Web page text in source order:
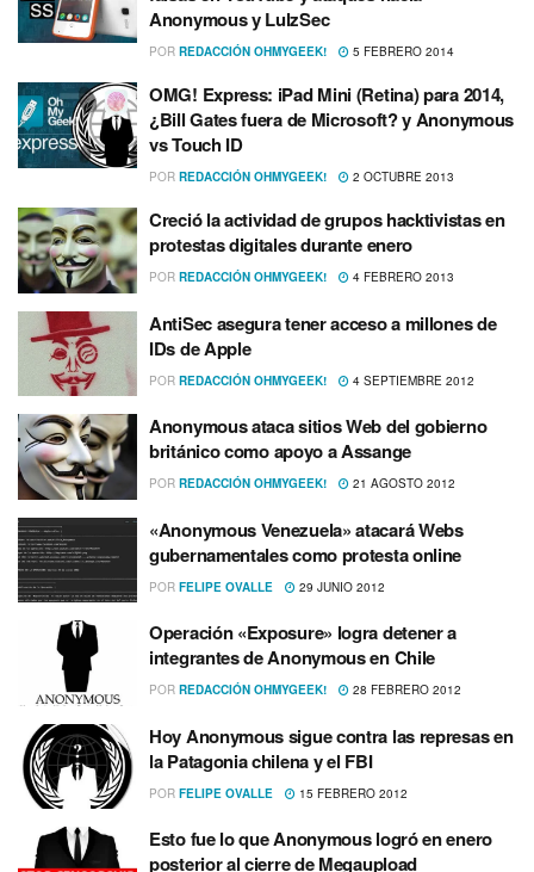
Anonymous y LulzSec
POR REDACCIÓN OHMYGEEK! 5 FEBRERO 2014
OMG! Express: iPad Mini (Retina) para 2014,
¿Bill Gates fuera de Microsoft? y Anonymous
vs Touch ID
POR REDACCIÓN OHMYGEEK! 2 OCTUBRE 2013
Creció la actividad de grupos hacktivistas en
protestas digitales durante enero
POR REDACCIÓN OHMYGEEK! 4 FEBRERO 2013
AntiSec asegura tener acceso a millones de
IDs de Apple
POR REDACCIÓN OHMYGEEK! 4 SEPTIEMBRE 2012
Anonymous ataca sitios Web del gobierno
británico como apoyo a Assange
POR REDACCIÓN OHMYGEEK! 21 AGOSTO 2012
«Anonymous Venezuela» atacará Webs
gubernamentales como protesta online
POR FELIPE OVALLE 29 JUNIO 2012
Operación «Exposure» logra detener a
integrantes de Anonymous en Chile
POR REDACCIÓN OHMYGEEK! 28 FEBRERO 2012
Hoy Anonymous sigue contra las represas en
la Patagonia chilena y el FBI
POR FELIPE OVALLE 15 FEBRERO 2012
Esto fue lo que Anonymous logró en enero
posterior al cierre de Megaupload